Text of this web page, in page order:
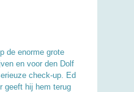
de enorme grote
en voor den Dolf
check-up. Ed
geeft hij hem terug